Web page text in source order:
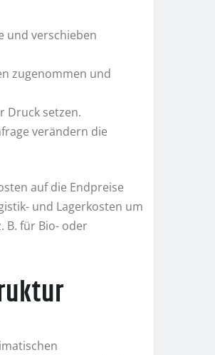
und verschieben
zugenommen und
Druck setzen.
verändern die
auf die Endpreise
und Lagerkosten um
B. für Bio- oder